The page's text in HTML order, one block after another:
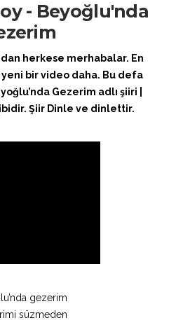
- Beyoğlu'nda
herkese merhabalar. En
bir video daha. Bu defa
Gezerim adlı şiiri |
Şiir Dinle ve dinlettir.
gezerim
süzmeden